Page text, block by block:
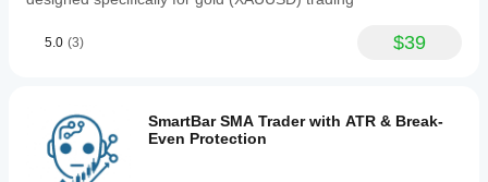
5.0 (3) $39
SmartBar SMA Trader with ATR & Break-
Even Protection